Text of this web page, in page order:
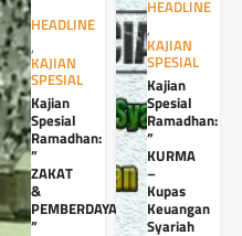
HEADLINE
,
KAJIAN
SPESIAL
Kajian
Spesial
Ramadhan:
”
ZAKAT
&
PEMBERDAYAANNYA
”
HEADLINE
,
KAJIAN
SPESIAL
Kajian
Spesial
Ramadhan:
”
KURMA
–
Kupas
Keuangan
Syariah